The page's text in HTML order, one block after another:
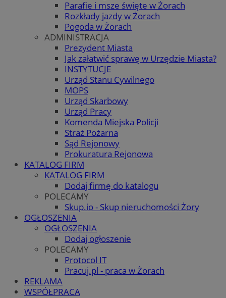
Parafie i msze święte w Żorach
Rozkłady jazdy w Żorach
Pogoda w Żorach
ADMINISTRACJA
Prezydent Miasta
Jak załatwić sprawę w Urzędzie Miasta?
INSTYTUCJE
Urząd Stanu Cywilnego
MOPS
Urząd Skarbowy
Urząd Pracy
Komenda Miejska Policji
Straż Pożarna
Sąd Rejonowy
Prokuratura Rejonowa
KATALOG FIRM
KATALOG FIRM
Dodaj firmę do katalogu
POLECAMY
Skup.io - Skup nieruchomości Żory
OGŁOSZENIA
OGŁOSZENIA
Dodaj ogłoszenie
POLECAMY
Protocol IT
Pracuj.pl - praca w Żorach
REKLAMA
WSPÓŁPRACA